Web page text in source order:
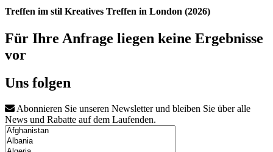
Treffen im stil Kreatives Treffen in London (2026)
Für Ihre Anfrage liegen keine Ergebnisse
vor
Uns folgen
Abonnieren Sie unseren Newsletter und bleiben Sie über alle
News und Rabatte auf dem Laufenden.